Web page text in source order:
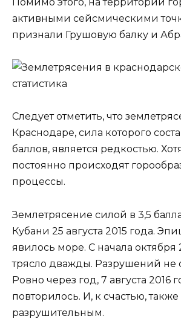
активными сейсмическими
признали Грушовую балку и
Следует отметить, что
Краснодаре, сила которого
баллов, является редкостью.
постоянно происходят
процессы.
Землетрясение силой в 3,5
Кубани 25 августа 2015 года.
явилось море. С начала октября
трясло дважды. Разрушений не
Ровно через год, 7 августа 2016
повторилось. И, к счастью,
разрушительным.